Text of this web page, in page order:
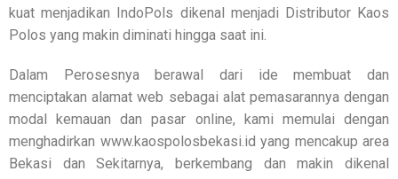
kuat menjadikan IndoPols dikenal menjadi Distributor Kaos
Polos yang makin diminati hingga saat ini.
Dalam Perosesnya berawal dari ide membuat dan
menciptakan alamat web sebagai alat pemasarannya dengan
modal kemauan dan pasar online, kami memulai dengan
menghadirkan www.kaospolosbekasi.id yang mencakup area
Bekasi dan Sekitarnya, berkembang dan makin dikenal